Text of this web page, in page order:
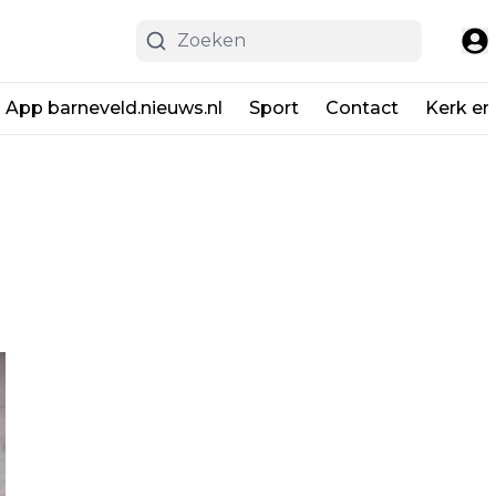
App barneveld.nieuws.nl Sport Contact Kerk